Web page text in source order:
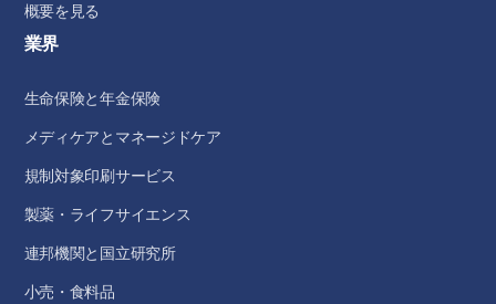
概要を見る
業界
生命保険と年金保険
メディケアとマネージドケア
規制対象印刷サービス
製薬・ライフサイエンス
連邦機関と国立研究所
小売・食料品